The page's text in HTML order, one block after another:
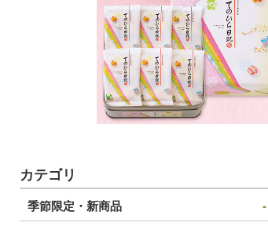
カテゴリ
季節限定・新商品